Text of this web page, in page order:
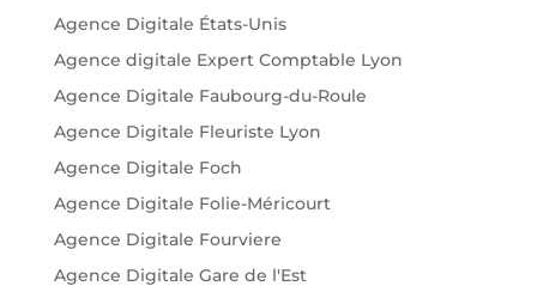
Agence Digitale États-Unis
Agence digitale Expert Comptable Lyon
Agence Digitale Faubourg-du-Roule
Agence Digitale Fleuriste Lyon
Agence Digitale Foch
Agence Digitale Folie-Méricourt
Agence Digitale Fourviere
Agence Digitale Gare de l'Est